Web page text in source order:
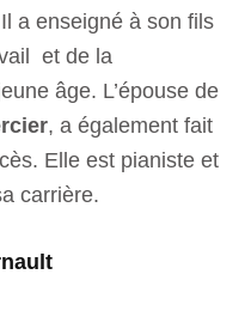
a enseigné à son fils
et de la
âge. L’épouse de
, a également fait
Elle est pianiste et
carrière.